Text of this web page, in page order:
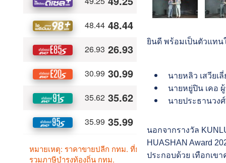
ยินดี พร้อมเป็นตัวแทน
นายหลิว เสวียเ
นายหยู่ปิน เคอ
นายประธานวง
นอกจากรางวัล
HUASHAN Award
ประกอบด้วย เทือกเข